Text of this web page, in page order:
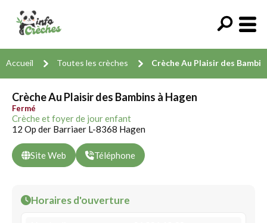
Accueil Toutes les crèches Crèche Au Plaisir des
Crèche Au Plaisir des Bambins à Hagen
Fermé
Crèche et foyer de jour enfant
12 Op der Barriaer L-8368 Hagen
Site Web Téléphone
Horaires d'ouverture